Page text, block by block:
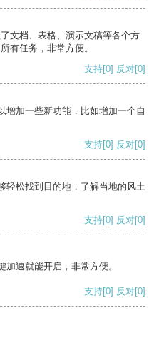
文档、表格、演示文稿等各个方
有任务，非常方便。
支持[0] 反对[0]
增加一些新功能，比如增加一个自
支持[0] 反对[0]
轻松找到目的地，了解当地的风土
支持[0] 反对[0]
速就能开启，非常方便。
支持[0] 反对[0]